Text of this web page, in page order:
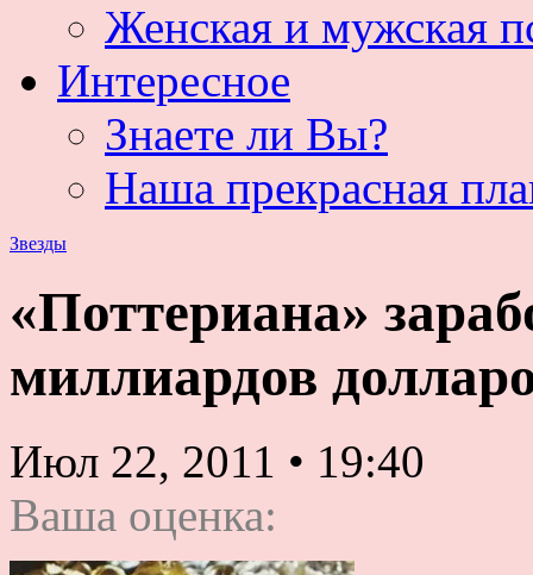
Женская и мужская
Интересное
Знаете ли Вы?
Наша прекрасная
Звезды
«Поттериана»
миллиардов
Июл 22, 2011 • 19:40
Ваша оценка: